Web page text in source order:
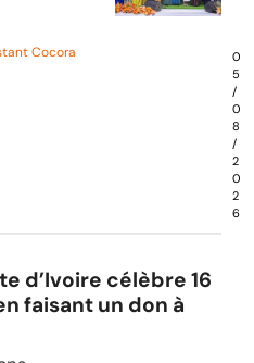
Cocora
0
5
/
0
8
/
2
0
2
6
d’Ivoire célèbre 16
faisant un don à